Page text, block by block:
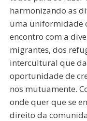
harmonizando as
uma uniformidade
encontro com a
migrantes, dos
intercultural que
oportunidade de
nos mutuamente.
onde quer que se
direito da